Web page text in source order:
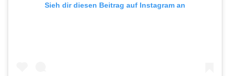
Sieh dir diesen Beitrag auf Instagram an